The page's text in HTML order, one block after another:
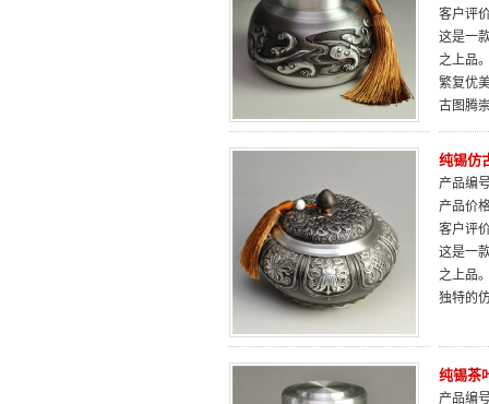
客户评
这是一
之上品
繁复优
古图腾
纯锡仿
产品编
产品价
客户评
这是一
之上品
独特的
纯锡茶
产品编